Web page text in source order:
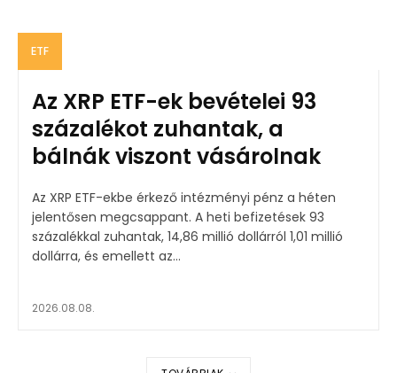
ETF
Az XRP ETF-ek bevételei 93
százalékot zuhantak, a
bálnák viszont vásárolnak
Az XRP ETF-ekbe érkező intézményi pénz a héten
jelentősen megcsappant. A heti befizetések 93
százalékkal zuhantak, 14,86 millió dollárról 1,01 millió
dollárra, és emellett az...
2026.08.08.